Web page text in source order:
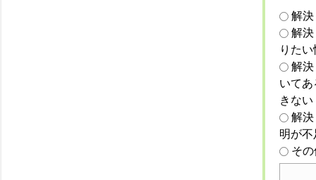
解
解
りた
解
いて
きない
解
明が
そ